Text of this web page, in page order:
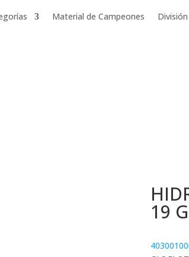
Material de Campeones
19